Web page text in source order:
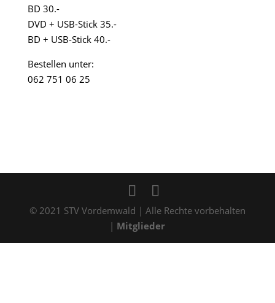
BD 30.-
DVD + USB-Stick 35.-
BD + USB-Stick 40.-
Bestellen unter:
062 751 06 25
© 2021 STV Vordemwald | Alle Rechte vorbehalten
| Mitglieder